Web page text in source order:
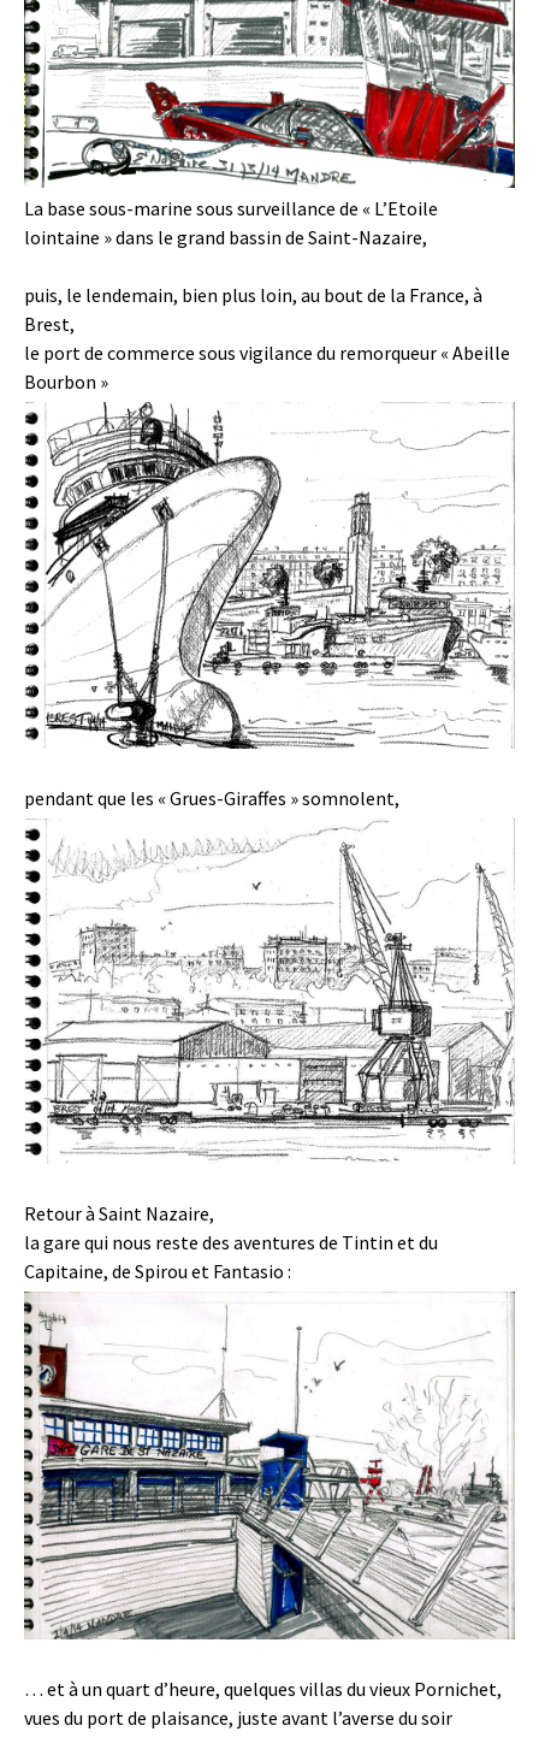
La base sous-marine sous surveillance de « L’Etoile
lointaine » dans le grand bassin de Saint-Nazaire,
puis, le lendemain, bien plus loin, au bout de la France, à
Brest,
le port de commerce sous vigilance du remorqueur « Abeille
Bourbon »
pendant que les « Grues-Giraffes » somnolent,
Retour à Saint Nazaire,
la gare qui nous reste des aventures de Tintin et du
Capitaine, de Spirou et Fantasio :
… et à un quart d’heure, quelques villas du vieux Pornichet,
vues du port de plaisance, juste avant l’averse du soir